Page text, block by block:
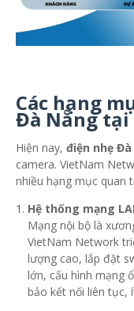
Các hạng
Đà Nẵng
Hiện nay, điện nhẹ Đà
camera. VietNam
nhiều hạng mục quan
Hệ thống mạng
Mạng nội bộ là
VietNam Network
lượng cao, lắp đặt
lớn, cấu hình mạng
bảo kết nối liên tục,